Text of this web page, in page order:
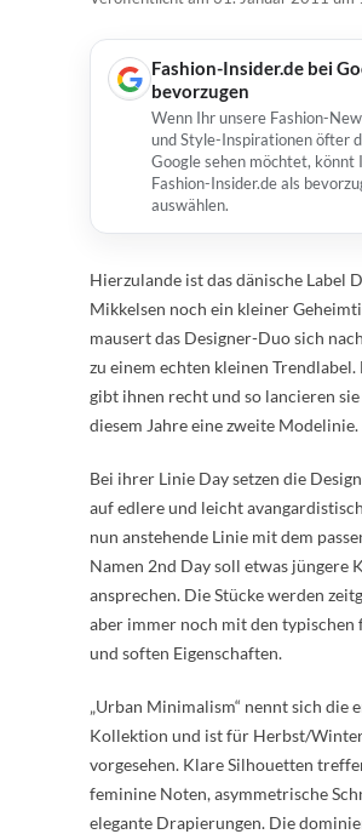
Fashion-Insider.de bei
bevorzugen
Wenn Ihr unsere Fashion-
und Style-Inspirationen öfter
Google sehen möchtet, könnt
Fashion-Insider.de als
auswählen.
Hierzulande ist das dänische Label
Mikkelsen noch ein kleiner
mausert das Designer-Duo sich
zu einem echten kleinen
gibt ihnen recht und so lancieren
diesem Jahre eine zweite Modelinie.
Bei ihrer Linie Day setzen die
auf edlere und leicht
nun anstehende Linie mit dem
Namen 2nd Day soll etwas jüngere
ansprechen. Die Stücke werden
aber immer noch mit den typischen
und soften Eigenschaften.
„Urban Minimalism“ nennt sich die
Kollektion und ist für Herbst/
vorgesehen. Klare Silhouetten
feminine Noten, asymmetrische
elegante Drapierungen. Die